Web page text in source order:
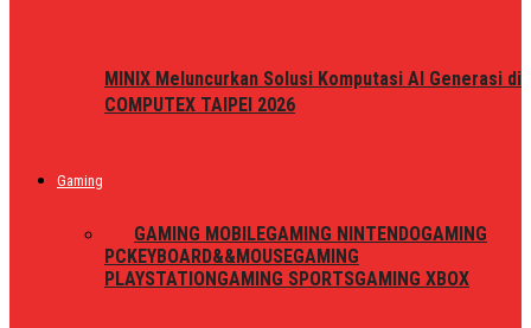
MINIX Meluncurkan Solusi Komputasi AI Generasi di
COMPUTEX TAIPEI 2026
Gaming
GAMING MOBILEGAMING NINTENDOGAMING
PCKEYBOARD&&MOUSEGAMING
PLAYSTATIONGAMING SPORTSGAMING XBOX